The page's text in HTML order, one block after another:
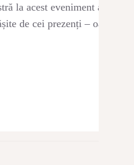
la acest eveniment a fost
de cei prezenți – oameni